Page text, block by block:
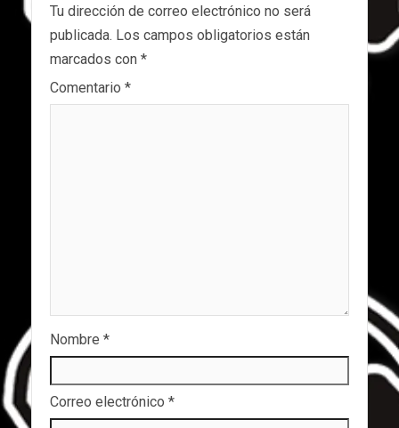
Tu dirección de correo electrónico no será
publicada. Los campos obligatorios están
marcados con *
Comentario *
Nombre *
Correo electrónico *